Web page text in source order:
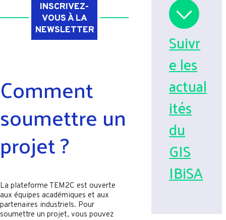
INSCRIVEZ-
VOUS À LA
NEWSLETTER
Comment
soumettre un
projet ?
La plateforme TEM2C est ouverte
aux équipes académiques et aux
partenaires industriels. Pour
soumettre un projet, vous pouvez
Suivr
e les
actual
ités
du
GIS
IBiSA